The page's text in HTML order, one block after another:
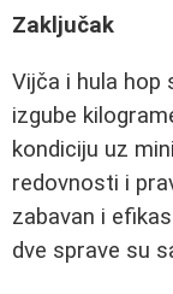
Zaključak
Vijča i hula hop
izgube
kondiciju uz
redovnosti i
zabavan i
dve sprave su